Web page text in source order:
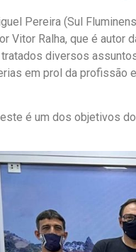
Pereira (Sul
Vitor Ralha, que é autor
diversos
em prol da
é um dos objetivos